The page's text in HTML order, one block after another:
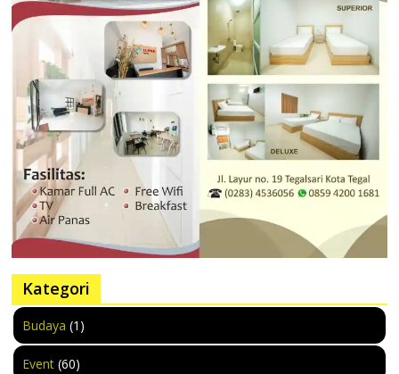
Kategori
Budaya (1)
Event (60)